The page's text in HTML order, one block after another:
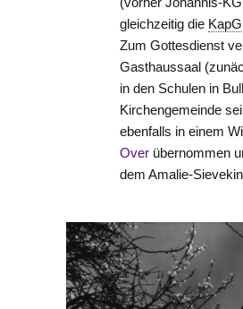
gleichzeitig die KapG
Zum Gottesdienst
Gasthaussaal
in den Schulen in
Kirchengemeinde
ebenfalls in einem
Over übernommen
dem Amalie-